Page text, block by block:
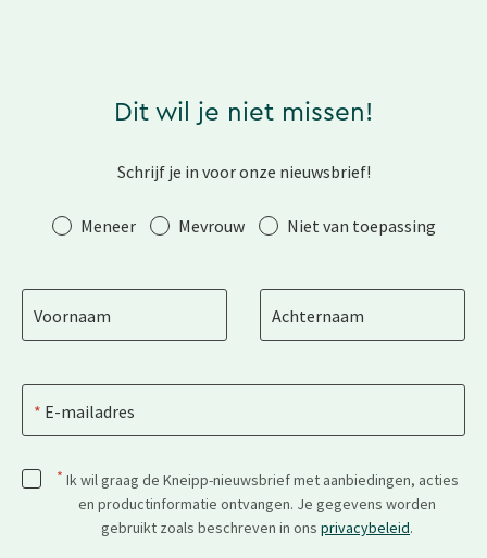
Dit wil je niet missen!
Schrijf je in voor onze nieuwsbrief!
AanhefMeneer Mevrouw Niet van toepassing
Voornaam Achternaam
E-mailadres
* Ik wil graag de Kneipp-nieuwsbrief met aanbiedingen, acties
en productinformatie ontvangen. Je gegevens worden
gebruikt zoals beschreven in ons privacybeleid.